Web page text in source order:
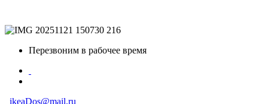
Перезвоним в рабочее время
ikeaDos@mail.ru